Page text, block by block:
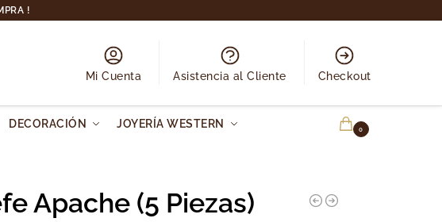
!
Mi Cuenta Asistencia al Cliente Checkout
DECORACIÓN JOYERÍA WESTERN 0
Apache (5 Piezas)